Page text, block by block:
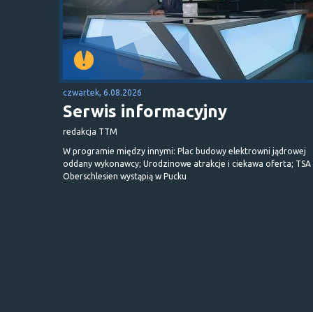
czwartek, 6.08.2026
Serwis informacyjny
redakcja TTM
W programie między innymi: Plac budowy elektrowni jądrowej
oddany wykonawcy; Urodzinowe atrakcje i ciekawa oferta; TSA
Oberschlesien wystąpią w Pucku